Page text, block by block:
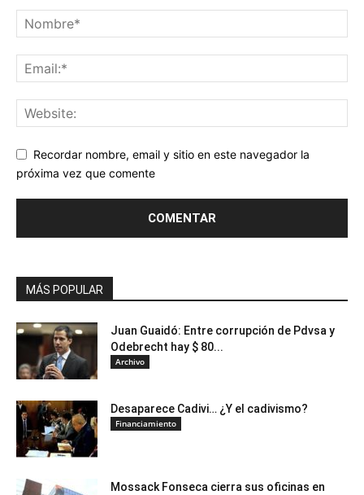
Recordar nombre, email y sitio en este navegador la
próxima vez que comente
MÁS POPULAR
Juan Guaidó: Entre corrupción de Pdvsa y
Odebrecht hay $ 80...
Archivo
Desaparece Cadivi… ¿Y el cadivismo?
Financiamiento
Mossack Fonseca cierra sus oficinas en